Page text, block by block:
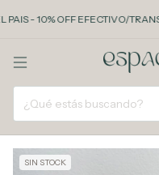
10% OFF EFECTIVO/
SIN STOCK